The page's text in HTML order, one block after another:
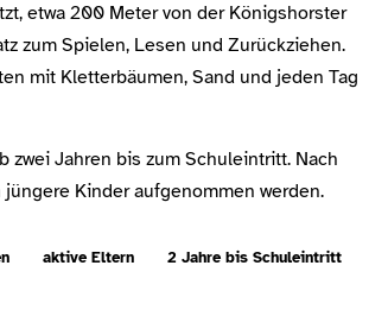
etwa 200 Meter von der Königshorster
zum Spielen, Lesen und Zurückziehen.
mit Kletterbäumen, Sand und jeden Tag
zwei Jahren bis zum Schuleintritt. Nach
Kinder aufgenommen werden.
aktive Eltern 2 Jahre bis Schuleintritt